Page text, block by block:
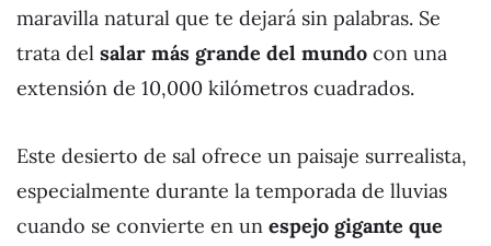
maravilla natural que te dejará sin palabras. Se
trata del salar más grande del mundo con una
extensión de 10,000 kilómetros cuadrados.
Este desierto de sal ofrece un paisaje surrealista,
especialmente durante la temporada de lluvias
cuando se convierte en un espejo gigante que